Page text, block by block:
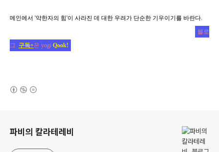
메인에서 '약한자의 힘'이 사라진 데 대한 우려가 단순한 기우이기를 바란다.
블로
그 구독+은 yogi Qook!
파비의 칼라테레비